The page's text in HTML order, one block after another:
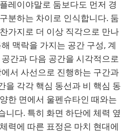
레이야말로 둠보다도 먼저 경
분하는 차이로 인식합니다. 둠
가지로 더 이상 직각으로 만나
맥락을 가지는 공간 구성, 계
간과 다음 공간을 시각적으로
서 사선으로 진행하는 구간과
을 각각 핵심 동선과 비 핵심 동
한 면에서 울펜슈타인 때와는
니다. 특히 화면 하단에 체력 옆
력에 따른 표정은 마치 현대에